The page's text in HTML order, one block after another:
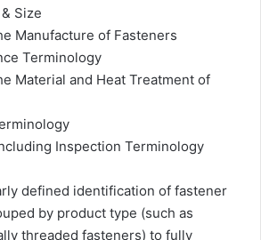
Size
Manufacture of Fasteners
Terminology
Material and Heat Treatment of
Inspection Terminology
defined identification of fastener
by product type (such as
threaded fasteners) to fully